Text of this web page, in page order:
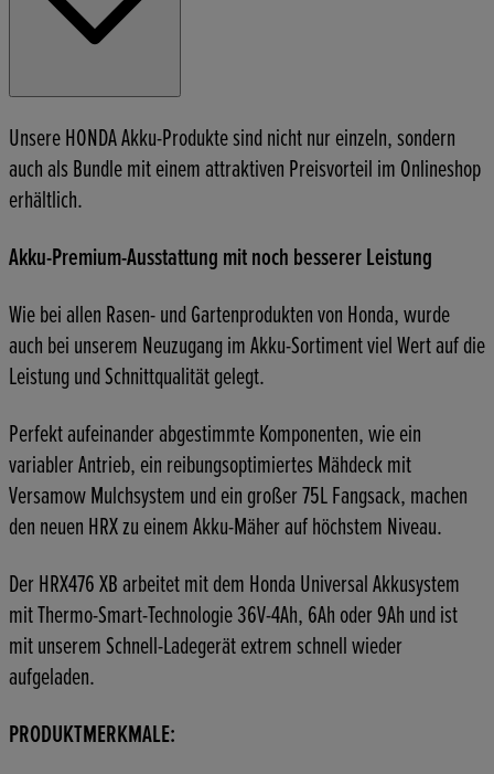
Unsere HONDA Akku-Produkte sind nicht nur einzeln, sondern
auch als Bundle mit einem attraktiven Preisvorteil im Onlineshop
erhältlich.
Akku-Premium-Ausstattung mit noch besserer Leistung
Wie bei allen Rasen- und Gartenprodukten von Honda, wurde
auch bei unserem Neuzugang im Akku-Sortiment viel Wert auf die
Leistung und Schnittqualität gelegt.
Perfekt aufeinander abgestimmte Komponenten, wie ein
variabler Antrieb, ein reibungsoptimiertes Mähdeck mit
Versamow Mulchsystem und ein großer 75L Fangsack, machen
den neuen HRX zu einem Akku-Mäher auf höchstem Niveau.
Der HRX476 XB arbeitet mit dem Honda Universal Akkusystem
mit Thermo-Smart-Technologie 36V-4Ah, 6Ah oder 9Ah und ist
mit unserem Schnell-Ladegerät extrem schnell wieder
aufgeladen.
PRODUKTMERKMALE: